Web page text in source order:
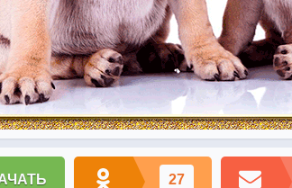
27